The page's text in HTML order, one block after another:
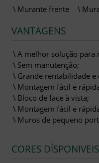
Murante frente
VANTAGENS
A melhor solução para
Sem manutenção;
Grande rentabilidade e
Montagem fácil e
Bloco de face à vista;
Montagem fácil e
Muros de pequeno
CORES